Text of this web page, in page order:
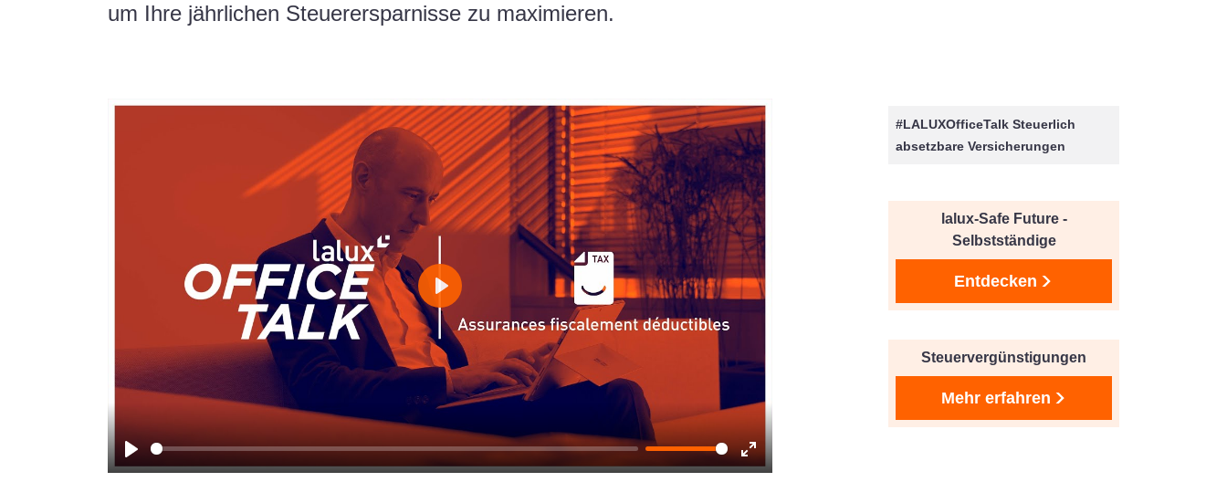
um Ihre jährlichen Steuerersparnisse zu maximieren.
#LALUXOfficeTalk Steuerlich
absetzbare Versicherungen
lalux-Safe Future -
Selbstständige
Entdecken
Steuervergünstigungen
Mehr erfahren
Play
Enter
Play